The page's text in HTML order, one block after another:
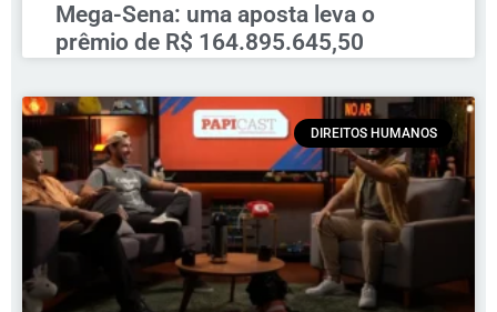
Mega-Sena: uma aposta leva o
prêmio de R$ 164.895.645,50
DIREITOS HUMANOS